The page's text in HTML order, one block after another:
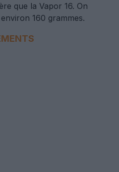
que la Vapor 16. On
160 grammes.